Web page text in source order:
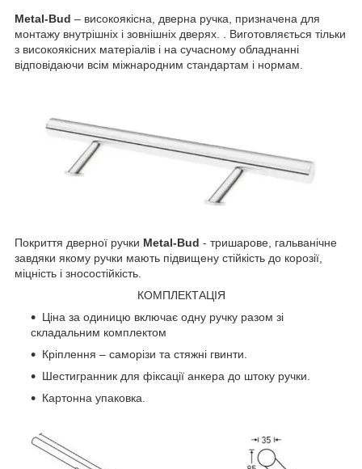
Metal-Bud – високоякісна, дверна ручка, призначена для
монтажу внутрішніх і зовнішніх дверях. . Виготовляється тільки
з високоякісних матеріалів і на сучасному обладнанні
відповідаючи всім міжнародним стандартам і нормам.
Покриття дверної ручки Metal-Bud - тришарове, гальванічне
завдяки якому ручки мають підвищену стійкість до корозії,
міцність і зносостійкість.
КОМПЛЕКТАЦІЯ
Ціна за одиницю включає одну ручку разом зі
складальним комплектом
Кріплення – саморізи та стяжні гвинти.
Шестигранник для фіксації анкера до штоку ручки.
Картонна упаковка.